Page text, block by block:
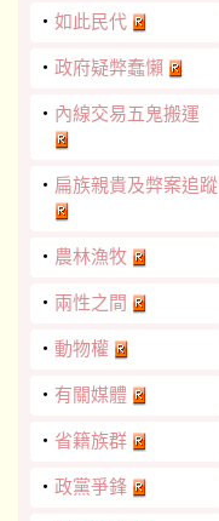
‧ 如此民代
‧ 政府疑弊蠢懶
‧ 內線交易五鬼搬運
‧ 扁族親貴及弊案追蹤
‧ 農林漁牧
‧ 兩性之間
‧ 動物權
‧ 有關媒體
‧ 省籍族群
‧ 政黨爭鋒